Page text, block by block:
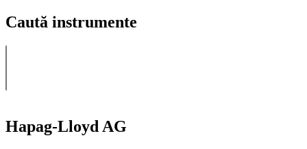
Caută instrumente
Hapag-Lloyd AG